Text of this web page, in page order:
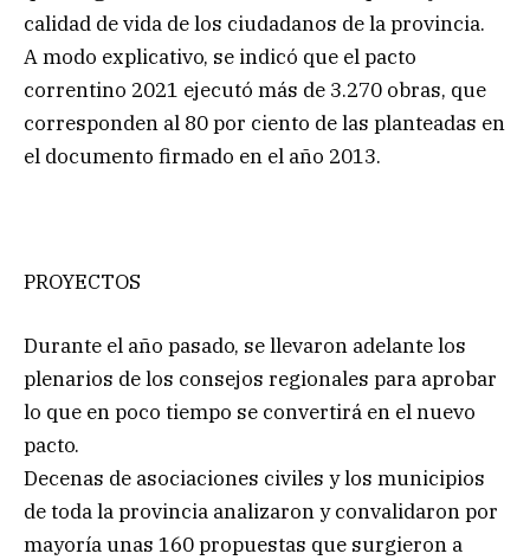
calidad de vida de los ciudadanos de la provincia.
A modo explicativo, se indicó que el pacto
correntino 2021 ejecutó más de 3.270 obras, que
corresponden al 80 por ciento de las planteadas en
el documento firmado en el año 2013.
PROYECTOS
Durante el año pasado, se llevaron adelante los
plenarios de los consejos regionales para aprobar
lo que en poco tiempo se convertirá en el nuevo
pacto.
Decenas de asociaciones civiles y los municipios
de toda la provincia analizaron y convalidaron por
mayoría unas 160 propuestas que surgieron a